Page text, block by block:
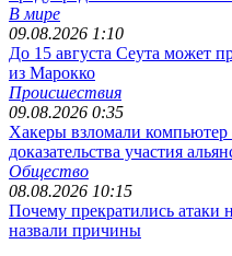
В мире
09.08.2026 1:10
До 15 августа Сеута может
из Марокко
Происшествия
09.08.2026 0:35
Хакеры взломали
доказательства участия
Общество
08.08.2026 10:15
Почему прекратились атаки
назвали причины